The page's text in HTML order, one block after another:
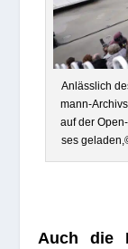
Anläss­lich
mann-
auf der
ses
Auch die